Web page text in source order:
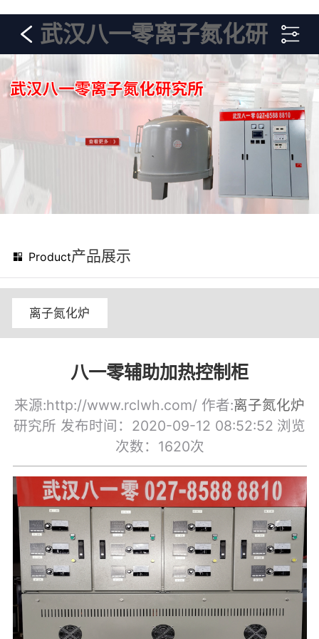
武汉八一零离子氮化研
究所
Product产品展示
离子氮化炉
八一零辅助加热控制柜
来源:http://www.rclwh.com/ 作者:离子氮化炉
研究所 发布时间：2020-09-12 08:52:52 浏览
次数：1620次